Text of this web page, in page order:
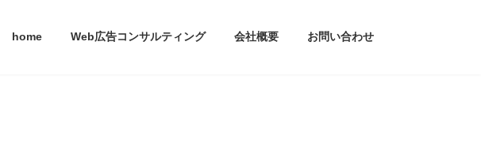
home Web広告コンサルティング 会社概要 お問い合わせ